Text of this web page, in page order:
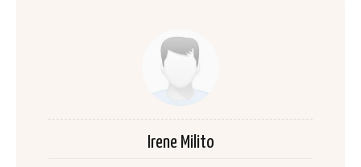
Irene Milito